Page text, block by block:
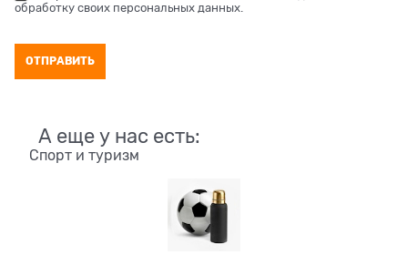
обработку своих персональных данных
А еще у нас есть:
Спорт и туризм